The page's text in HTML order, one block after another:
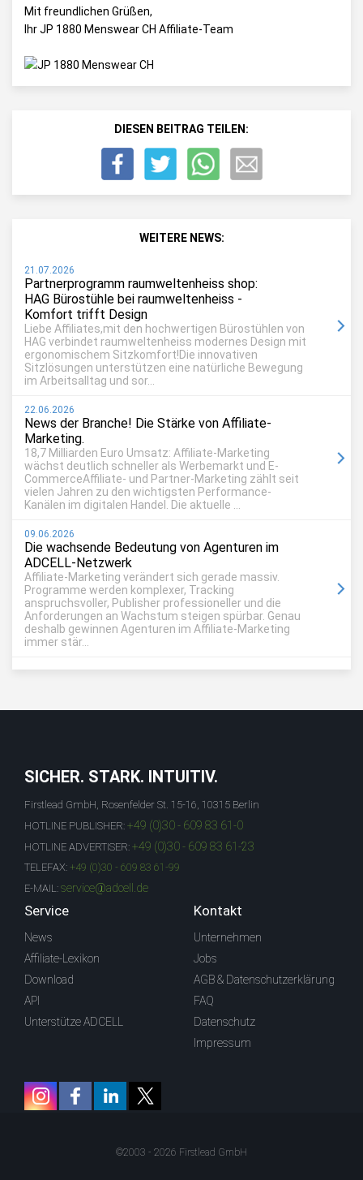
Mit freundlichen Grüßen,
Ihr JP 1880 Menswear CH Affiliate-Team
DIESEN BEITRAG TEILEN:
WEITERE NEWS:
21.07.2026
Partnerprogramm raumweltenheiss shop:
HAG Bürostühle bei raumweltenheiss -
Komfort trifft Design
Liebe Affiliates,mit den hochwertigen Bürostühlen von
HAG verbindet raumweltenheiss modernes Design mit
ergonomischem Sitzkomfort!Die innovativen
Sitzlösungen unterstützen eine natürliche Bewegung
im Arbeitsalltag und sor...
22.06.2026
News der Branche! Die Stärke von Affiliate-
Marketing.
18,7 Milliarden Euro Umsatz: Affiliate-Marketing
wächst deutlich schneller als Werbemarkt und E-
CommerceAffiliate- und Partner-Marketing zählt seit
vielen Jahren zu den wichtigsten Performance-
Kanälen im digitalen Handel. Die aktuelle ...
09.06.2026
Die wachsende Bedeutung von Agenturen im
ADCELL-Netzwerk
Affiliate-Marketing verändert sich gerade massiv.
Programme werden komplexer, Tracking
anspruchsvoller, Publisher professioneller und die
Anforderungen an Wachstum steigen spürbar. Genau
deshalb gewinnen Agenturen im Affiliate-Marketing
immer stär...
SICHER. STARK. INTUITIV.
Firstlead GmbH, Rosenfelder St. 15-16, 10315 Berlin
HOTLINE PUBLISHER: +49 (0)30 - 609 83 61-0
HOTLINE ADVERTISER: +49 (0)30 - 609 83 61-23
TELEFAX: +49 (0)30 - 609 83 61-99
E-MAIL: service@adcell.de
Service
News
Affiliate-Lexikon
Download
API
Unterstütze ADCELL
Kontakt
Unternehmen
Jobs
AGB & Datenschutzerklärung
FAQ
Datenschutz
Impressum
©2003 - 2026 Firstlead GmbH